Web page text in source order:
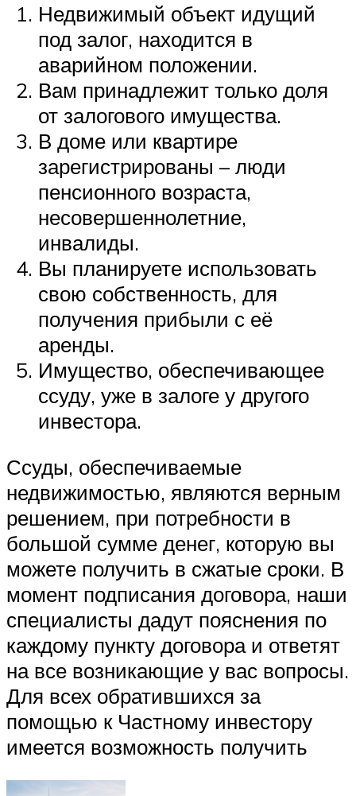
Недвижимый объект идущий
под залог, находится в
аварийном положении.
Вам принадлежит только доля
от залогового имущества.
В доме или квартире
зарегистрированы – люди
пенсионного возраста,
несовершеннолетние,
инвалиды.
Вы планируете использовать
свою собственность, для
получения прибыли с её
аренды.
Имущество, обеспечивающее
ссуду, уже в залоге у другого
инвестора.
Ссуды, обеспечиваемые
недвижимостью, являются верным
решением, при потребности в
большой сумме денег, которую вы
можете получить в сжатые сроки. В
момент подписания договора, наши
специалисты дадут пояснения по
каждому пункту договора и ответят
на все возникающие у вас вопросы.
Для всех обратившихся за
помощью к Частному инвестору
имеется возможность получить